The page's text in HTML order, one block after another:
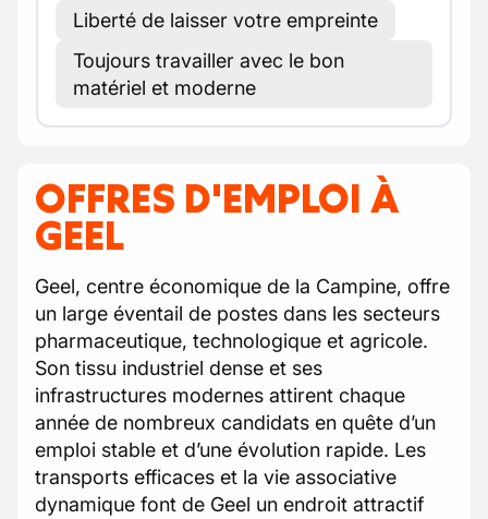
Liberté de laisser votre empreinte
Toujours travailler avec le bon
matériel et moderne
OFFRES D'EMPLOI À
GEEL
Geel, centre économique de la Campine, offre
un large éventail de postes dans les secteurs
pharmaceutique, technologique et agricole.
Son tissu industriel dense et ses
infrastructures modernes attirent chaque
année de nombreux candidats en quête d’un
emploi stable et d’une évolution rapide. Les
transports efficaces et la vie associative
dynamique font de Geel un endroit attractif